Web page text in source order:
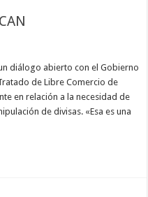
diálogo abierto con el Gobierno
de Libre Comercio de
en relación a la necesidad de
de divisas. «Esa es una